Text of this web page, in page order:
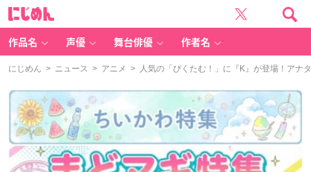
作品名 声優 舞台俳優 作者名
にじめん > ニュース > アニメ > 人気の「ぴくたむ！」に『K』が登場！アナ